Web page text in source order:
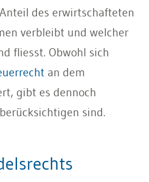
des erwirtschafteten
verbleibt und welcher
fliesst. Obwohl sich
an dem
gibt es dennoch
sind.